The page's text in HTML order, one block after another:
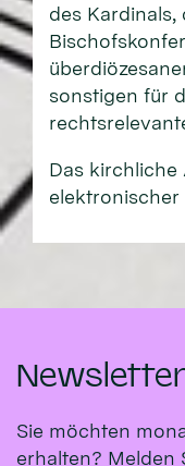
des Kardinals,
sonstigen für
Das
Sie möchten
erhalten? Melden